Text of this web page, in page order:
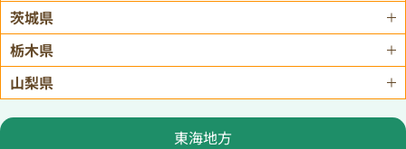
茨城県
栃木県
山梨県
東海地方